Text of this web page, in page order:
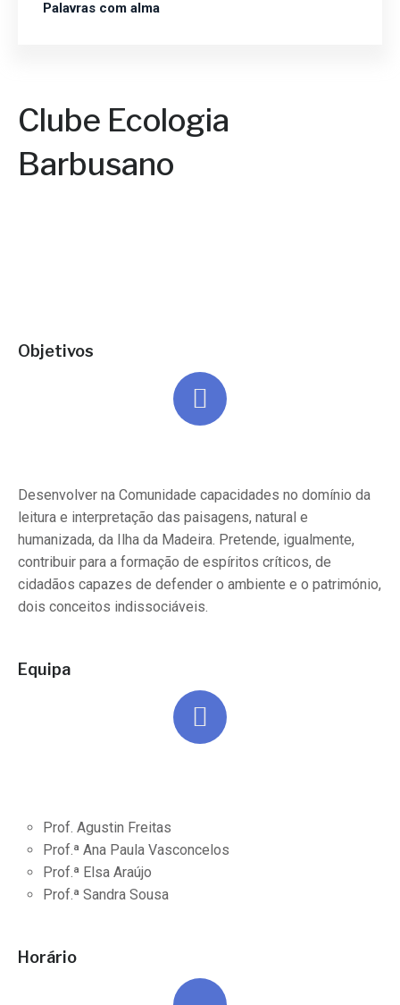
Clube Ecologia
Barbusano
Objetivos
Desenvolver na Comunidade capacidades no domínio da
leitura e interpretação das paisagens, natural e
humanizada, da Ilha da Madeira. Pretende, igualmente,
contribuir para a formação de espíritos críticos, de
cidadãos capazes de defender o ambiente e o património,
dois conceitos indissociáveis.
Equipa
Prof. Agustin Freitas
Prof.ª Ana Paula Vasconcelos
Prof.ª Elsa Araújo
Prof.ª Sandra Sousa
Horário
Palavras com alma